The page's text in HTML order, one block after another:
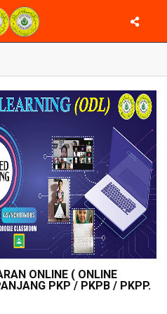
ONLINE ( ONLINE
PKP / PKPB / PKPP.